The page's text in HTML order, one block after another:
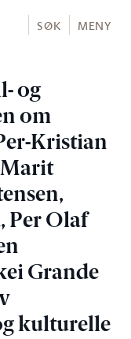
SØK MENY
og
om
Kristian
Marit
Per Olaf
Grande
kulturelle